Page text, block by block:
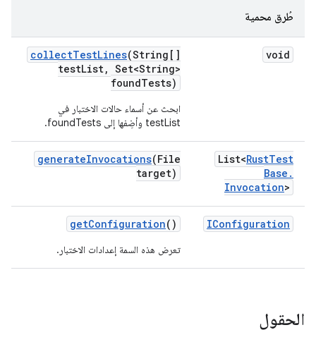
طُرق محمية
void
collectTestLines(String[]
testList, Set<String>
foundTests)
ابحث عن أسماء حالات الاختبار في
testList وأضِفها إلى foundTests.
List<RustTest
Base .
Invocation>
generateInvocations(File
target)
IConfiguration
getConfiguration()
تعرض هذه السمة إعدادات الاختبار.
الحقول